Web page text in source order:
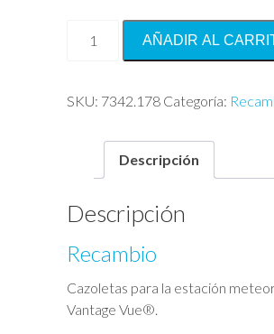
para
Vue®
AÑADIR AL
SKU: 7342.178 Categoría:
Descripción
Descripción
Recambio
Cazoletas para la estación
Vantage Vue®.